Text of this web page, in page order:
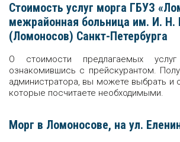
Стоимость услуг морга ГБУЗ
межрайонная больница им. И. Н.
(Ломоносов) Санкт-Петербурга
О стоимости предлагаемых
ознакомившись с прейскурантом.
администратора, вы можете выбрать и
которые посчитаете необходимыми.
Морг в Ломоносове, на ул.